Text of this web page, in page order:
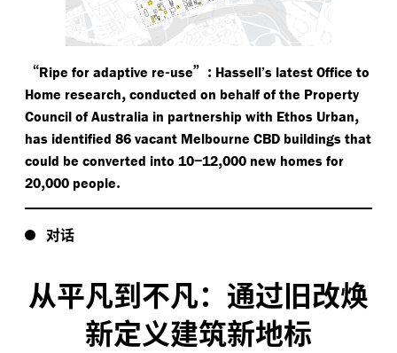
“Ripe for adaptive re-use”: Hassell’s latest Office to
Home research, conducted on behalf of the Property
Council of Australia in partnership with Ethos Urban,
has identified 86 vacant Melbourne CBD buildings that
could be converted into 10−12,000 new homes for
20,000 people.
对话
从平凡到不凡：通过旧改焕
新定义建筑新地标